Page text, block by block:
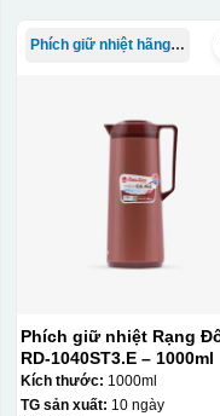
Thủy tinh Phích giữ nhiệt hãng Rạng Đông
Phích giữ nhiệt Rạng
RD-1040ST3.E – 1000ml
Kích thước: 1000ml
TG sản xuất: 10 ngày